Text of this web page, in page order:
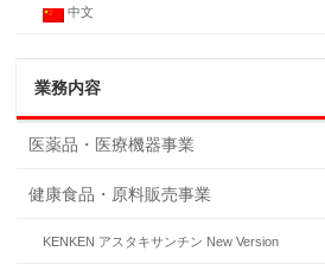
中文
業務内容
医薬品・医療機器事業
健康食品・原料販売事業
KENKEN アスタキサンチン New Version